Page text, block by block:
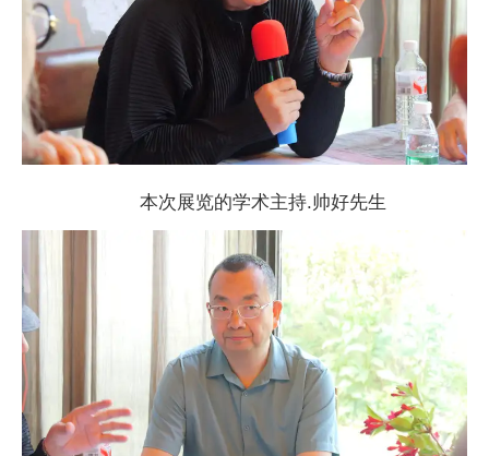
本次展览的学术主持.帅好先生